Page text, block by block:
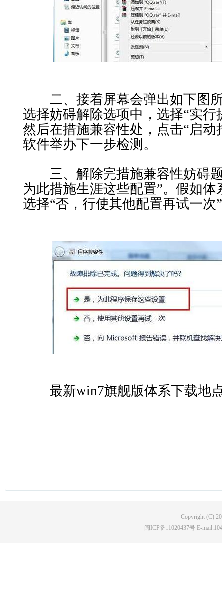
二、接着屏幕会弹出如下图所
选择妨碍解除选项中，选择“实行
然后在措施兼容性处，点击“启动
软件举办下一步检测。
三、解除完措施兼容性妨碍题
为此措施生涯这些配置”。假如
选择“否，行使其他配置再试一次
最新win7旗舰版体系下载地
Copyright (C)
闽ICP备11020437号 E-